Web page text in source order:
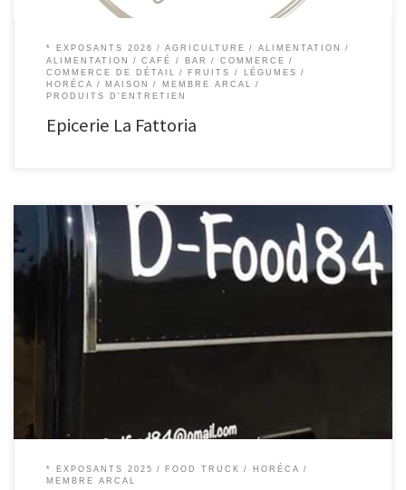
* EXPOSANTS 2026 AGRICULTURE
ALIMENTATION
ALIMENTATION
CAFÉ / BAR
COMMERCE
COMMERCE DE DÉTAIL
FRUITS / LÉGUMES
HORÉCA
MAISON
MEMBRE ARCAL
PRODUITS D'ENTRETIEN
Epicerie La Fattoria
D-Food 84 Food Truck, à votre service formule « All-In » ou en location clefs
en main ! D-Food 84, La version « Traditionnel » À votre service pour vos
événements privé ou Pro ! Une large carte, à la demande, pour une soirée
clefs en main ! D-Food 84, […]
* EXPOSANTS 2025 FOOD TRUCK
HORÉCA
MEMBRE ARCAL